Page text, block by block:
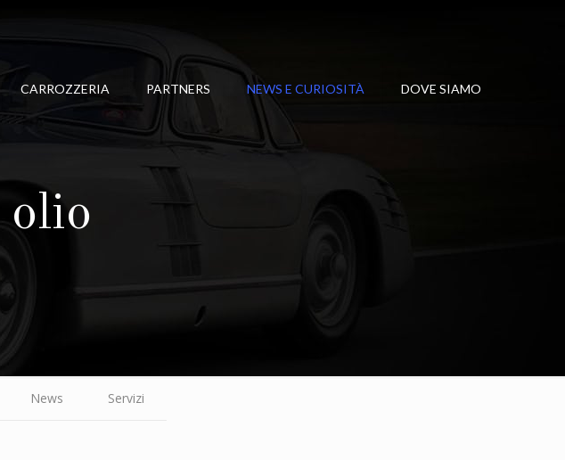
CARROZZERIA PARTNERS NEWS E CURIOSITÀ DOVE SIAMO
olio
News Servizi